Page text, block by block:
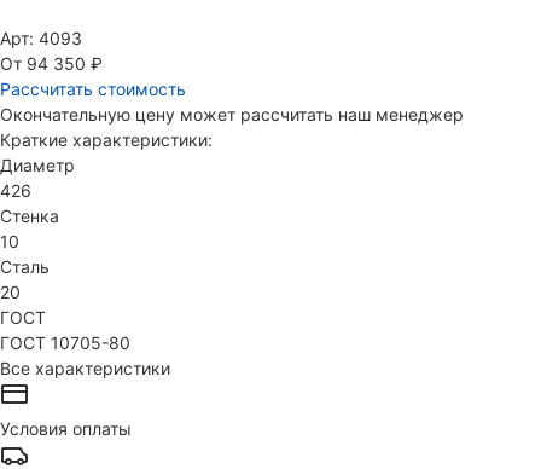
Арт: 4093
От 94 350 ₽
Рассчитать стоимость
Окончательную цену может рассчитать наш менеджер
Краткие характеристики:
Диаметр
426
Стенка
10
Сталь
20
ГОСТ
ГОСТ 10705-80
Все характеристики
Условия оплаты